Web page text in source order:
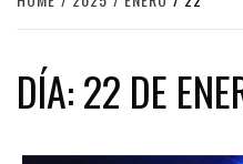
DÍA:22 DE